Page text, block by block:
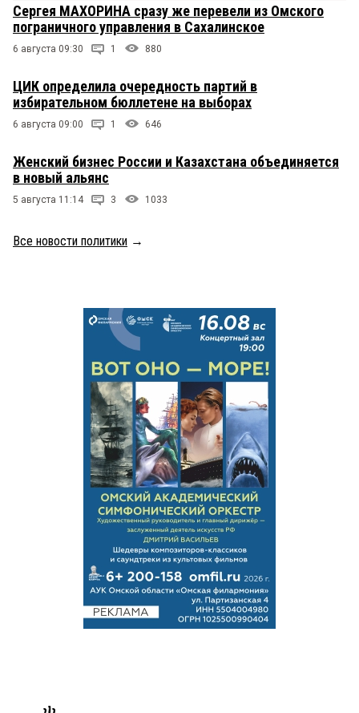
Сергея МАХОРИНА сразу же перевели из Омского
пограничного управления в Сахалинское
6 августа 09:30 1 880
ЦИК определила очередность партий в
избирательном бюллетене на выборах
6 августа 09:00 1 646
Женский бизнес России и Казахстана объединяется
в новый альянс
5 августа 11:14 3 1033
Все новости политики →